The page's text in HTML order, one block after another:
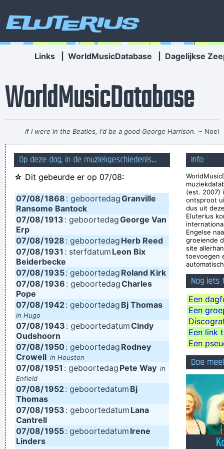
Eluterius
Links WorldMusicDatabase Dagelijkse
WorldMusicDatabase
If I were in the Beatles, I'd be a good George Harrison. ~ Noel
Gallagher
I personally donated $2,500 to the Red Cross yesterday
Normally I don´ t like to tell how much I donated and to
whom, but I felt sometimes it´ s good to share info in the
hopes that others will feel inspired to donate whatever they
can~ Moby
Imagine if you could go watch Mozart today, even if it's the
last, crappiest show he ever played. What a thrill that would
~ Roger Daltrey
There are more love songs than anything else. If songs could
make you do something we'd all love one another.~ Frank
Zappa
I have been happier in the past week than I ever imagined
possible and it doesn't have a damn thing to do with the
money. You're the real prize. The lottery was just a bonus~
Jeff Porcaro
I just do what I do. I like to make music
~ Neil Young
It's much too late to do anything about rock & roll now ...
~
Jerry Garcia
I Hate Music, Especially When It´s Played
~ Jimmy Durante
It´s Thursday evening in Toronto - I had to actually ask the
Op deze dag, in de muziekgeschiedenis...
☆ Dit gebeurde er op 07/08:
07/08/1868 : geboortedagGranville
Ransome Bantock
07/08/1913 : geboortedagGeorge Van
Erp
07/08/1928 : geboortedag Herb Reed
07/08/1931 : sterfdatum Leon Bix
Beiderbecke
07/08/1935: geboortedag Roland Kirk
07/08/1936 : geboortedagCharles
Pope
07/08/1942: geboortedag Bj Thomas
in Hugo
07/08/1943 : geboortedatumCindy
Oudshoorn
07/08/1950: geboortedag Rodney
Crowell in Houston
07/08/1951 : geboortedag Pete Way in
Enfield
07/08/1952: geboortedatum Bj
Thomas
07/08/1953 : geboortedatum Lana
Cantrell
07/08/1955: geboortedatum Irene
Linders
Info
(est. 2007)
ontsproot
dus uit
Eluterius
Engelse
groeiende
site
toevoegen
Nog iets
Een
Een
Een link
Een
Doe mee!